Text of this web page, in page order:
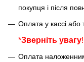
покупця і після
Оплата у кассі або
*Зверніть увагу!
Оплата